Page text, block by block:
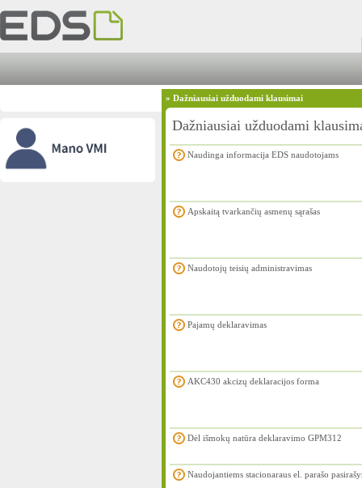
» Dažniausiai užduodami klausimai
Dažniausiai užduodami
Naudinga informacija EDS naudotojams
Apskaitą tvarkančių asmenų sąrašas
Naudotojų teisių administravimas
Pajamų deklaravimas
AKC430 akcizų deklaracijos forma
Dėl išmokų natūra deklaravimo GPM312
Naudojantiems stacionaraus el. parašo